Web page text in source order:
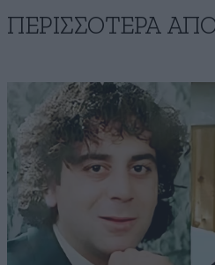
ΠΕΡΙΣΣΟΤΕΡΑ